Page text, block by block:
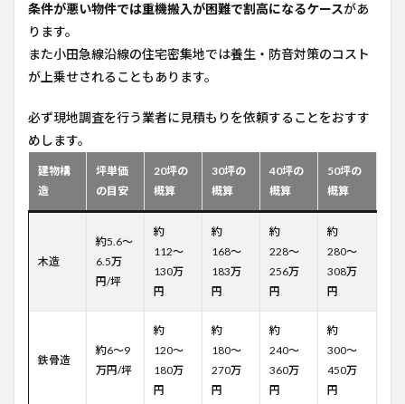
条件が悪い物件では重機搬入が困難で割高になるケースがあ
ります。
また小田急線沿線の住宅密集地では養生・防音対策のコスト
が上乗せされることもあります。
必ず現地調査を行う業者に見積もりを依頼することをおすす
めします。
建物構
造
坪単価
の目安
20坪の
概算
30坪の
概算
40坪の
概算
50坪の
概算
木造
約5.6〜
6.5万
円/坪
約
112〜
130万
円
約
168〜
183万
円
約
228〜
256万
円
約
280〜
308万
円
鉄骨造
約6〜9
万円/坪
約
120〜
180万
円
約
180〜
270万
円
約
240〜
360万
円
約
300〜
450万
円